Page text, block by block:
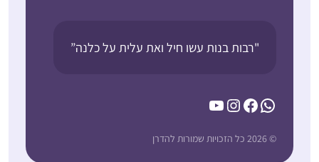
"רבות בנות עשו חיל ואת עלית על כלנה”
WhatsApp
Facebook
Instagram
YouTube
© 2026 כל הזכויות שמורות להדרן